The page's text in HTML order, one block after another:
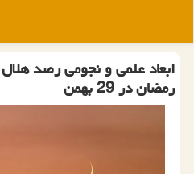
ابعاد علمی و نجومی رصد
رمضان در 29 بهمن